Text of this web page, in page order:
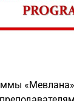
«Мевлана»